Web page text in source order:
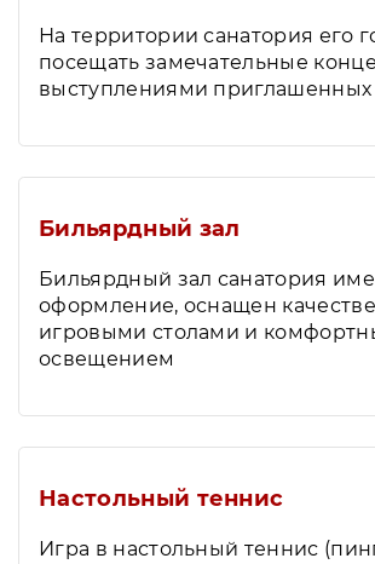
На территории санатория его
посещать замечательные
выступлениями приглашенных
Бильярдный зал
Бильярдный зал санатория
оформление, оснащен
игровыми столами и
освещением
Настольный теннис
Игра в настольный теннис